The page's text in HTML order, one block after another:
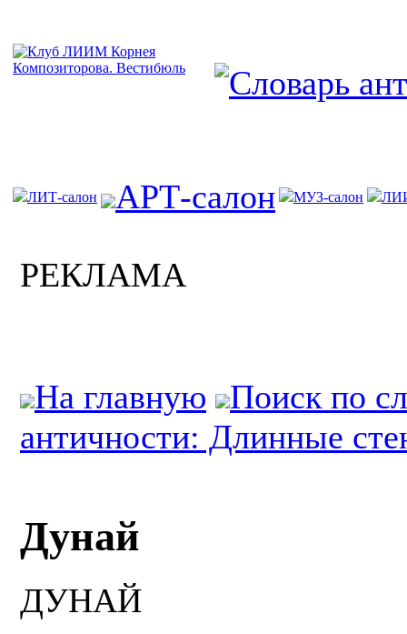
ЛИТ-салон АРТ-салон МУЗ-салон
РЕКЛАМА
На главную
Поиск по
античности: Длинные
Дунай
ДУНАЙ